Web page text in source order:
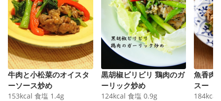
牛肉と小松菜のオイスタ
ーソース炒め
153kcal 食塩 1.4g
黒胡椒ビリビリ 鶏肉のガ
ーリック炒め
124kcal 食塩 0.9g
魚香肉
スー
184kcal